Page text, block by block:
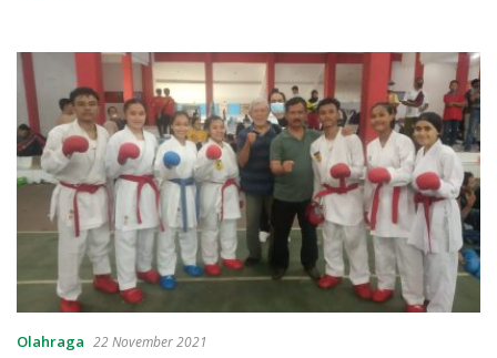
Olahraga 22 November 2021